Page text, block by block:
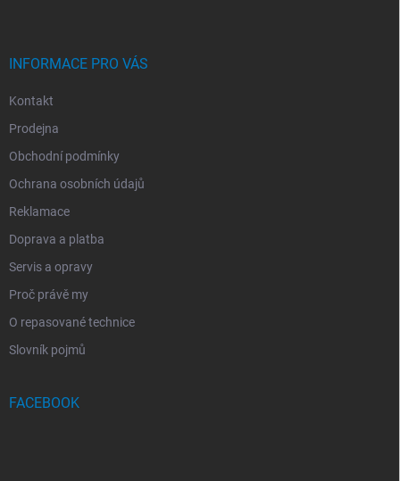
INFORMACE PRO VÁS
Kontakt
Prodejna
Obchodní podmínky
Ochrana osobních údajů
Reklamace
Doprava a platba
Servis a opravy
Proč právě my
O repasované technice
Slovník pojmů
FACEBOOK